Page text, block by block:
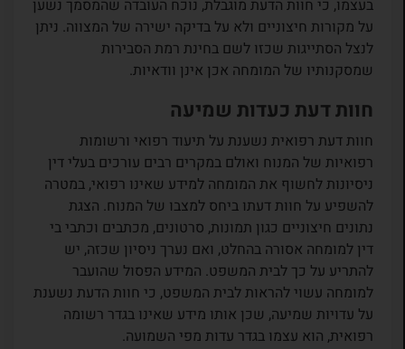
בעצמו, כי חוות הדעת מוגבלת, נוכח העובדה שהמסמך נשען
על מקורות חיצוניים ולא על בדיקה ישירה של המצווה. ניתן
לנצל הסתייגות שכזו לשם בחינת רמת הסבירות
שמסקנותיו של המומחה אכן אינן וודאיות.
חוות דעת כעדות שמיעה
חוות דעת רפואית נשענת על תיעוד רפואי ורשומות
רפואיות של המנוח ואולם במקרים רבים עורכים בעלי דין
ניסיונות לחשוף את המומחה למידע שאינו רפואי, במטרה
להשפיע על חוות דעתו ביחס למצבו של המנוח. הצגת
נתונים חיצוניים כגון תמונות, סרטונים, מכתבים וכתבי בי
דין למומחה אסורה בהחלט, ואם נערך ניסיון שכזה, יש
להתריע על כך לבית המשפט. המידע הפסול שהועבר
למומחה עשוי להראות לבית המשפט, כי חוות הדעת נשענת
על עדויות שמיעה, שכן אותו מידע שאינו בגדר רשומה
רפואית, הוא עצמו בגדר עדות מפי השמועה.